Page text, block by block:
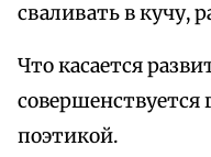
сваливать в кучу,
Что касается
поэтикой.